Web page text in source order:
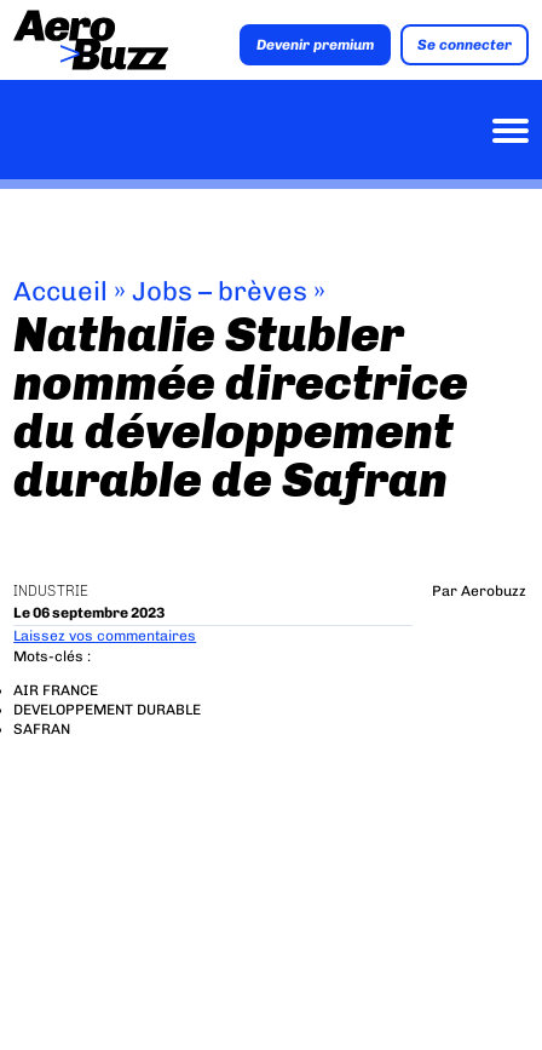
Devenir premium Se connecter
Accueil »Jobs – brèves »
Nathalie Stubler
nommée directrice
du développement
durable de Safran
INDUSTRIE
Le 06 septembre 2023
Par Aerobuzz
Laissez vos commentaires
Mots-clés :
AIR FRANCE
DEVELOPPEMENT DURABLE
SAFRAN